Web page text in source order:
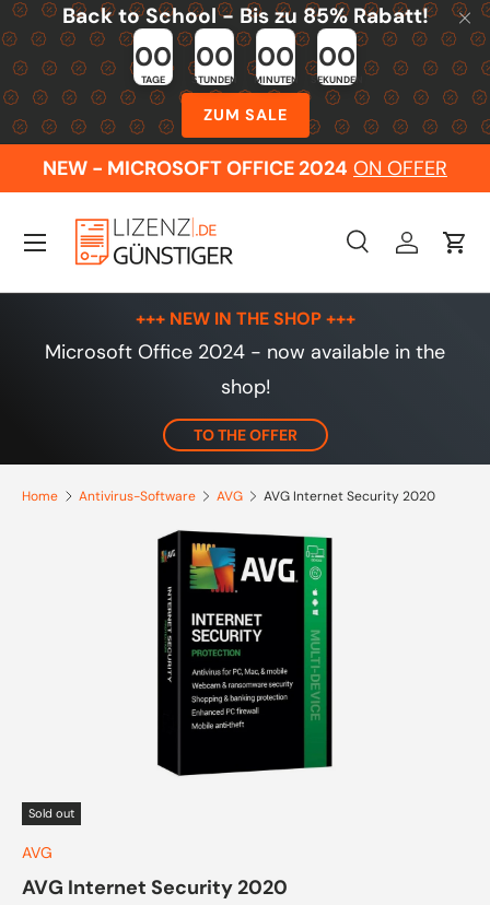
Skip to content
Back to School - Bis zu 85% Rabatt!
00
TAGE
00
STUNDEN
00
MINUTEN
00
SEKUNDEN
ZUM SALE
NEW - MICROSOFT OFFICE 2024 ON OFFER
Search
SearchLog inCart
Menu
+++ NEW IN THE SHOP +++
Microsoft Office 2024 - now available in the
shop!
TO THE OFFER
Home Antivirus-Software AVG AVG Internet Security 2020
Skip to product information
Sold out
AVG
AVG Internet Security 2020